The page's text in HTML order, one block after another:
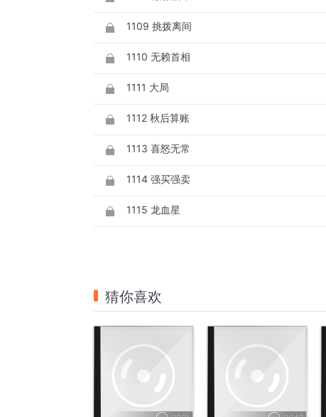
1109 挑拨离间
1110 无赖首相
1111 大局
1112 秋后算账
1113 喜怒无常
1114 强买强卖
1115 龙血星
猜你喜欢